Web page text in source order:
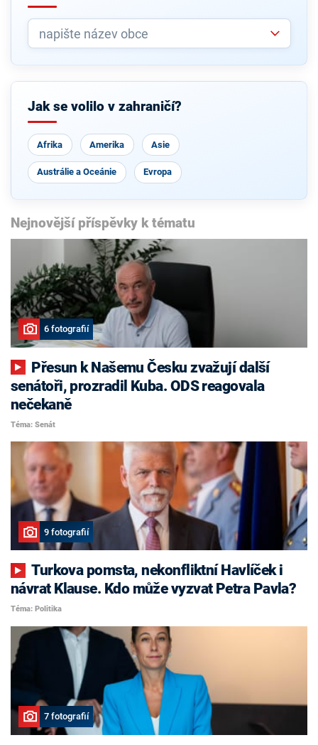
Jak se volilo v zahraničí?
Afrika Amerika Asie
Austrálie a Oceánie Evropa
Nejnovější příspěvky k tématu
6 fotografií
senátoři, prozradil Kuba. ODS reagovala
nečekaně
Téma: Senát
9 fotografií
Turkova pomsta, nekonfliktní Havlíček i
návrat Klause. Kdo může vyzvat Petra Pavla?
Téma: Politika
7 fotografií